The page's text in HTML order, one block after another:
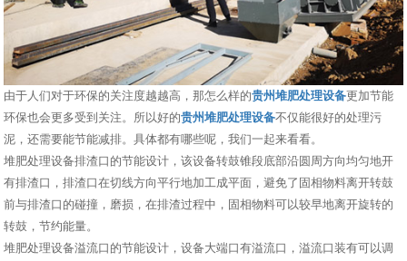
由于人们对于环保的关注度越越高，那怎么样的贵州堆肥处理设备更加节能
环保也会更多受到关注。所以好的贵州堆肥处理设备不仅能很好的处理污
泥，还需要能节能减排。具体都有哪些呢，我们一起来看看。
堆肥处理设备排渣口的节能设计，该设备转鼓锥段底部沿圆周方向均匀地开
有排渣口，排渣口在切线方向平行地加工成平面，避免了固相物料离开转鼓
前与排渣口的碰撞，磨损，在排渣过程中，固相物料可以较早地离开旋转的
转鼓，节约能量。
堆肥处理设备溢流口的节能设计，设备大端口有溢流口，溢流口装有可以调